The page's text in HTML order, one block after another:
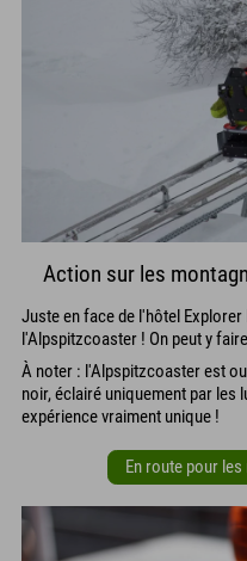
Action sur les
Juste en face de l'hôtel
l'Alpspitzcoaster ! On peut y
À noter : l'Alpspitzcoaster est
noir, éclairé uniquement par les
expérience vraiment unique !
En route pour